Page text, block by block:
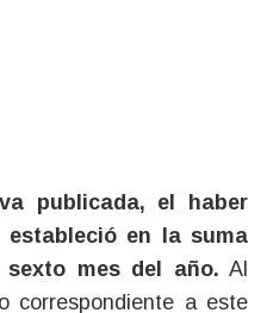
publicada, el haber
en la suma
sexto mes del año. Al
correspondiente a este